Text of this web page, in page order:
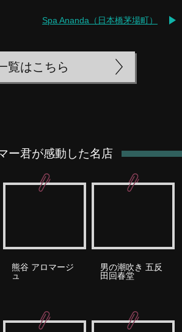
Spa Ananda（日本橋茅場町）
覧はこちら
ー君が感動した名店
熊谷 アロマージ
ュ
男の潮吹き 五反
田回春堂